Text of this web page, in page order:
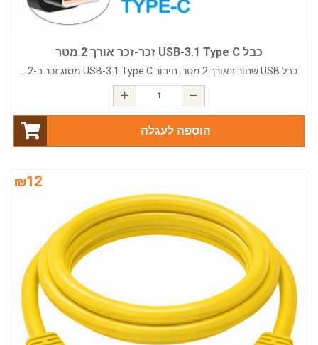
כבל USB-3.1 Type C זכר-זכר אורך 2 מטר
כבל USB שחור באורך 2 מטר. חיבור USB-3.1 Type C מסוג זכר ב-2...
הוספה לעגלה
₪12